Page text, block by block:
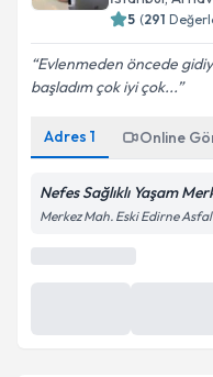
İstanbul,
Evlenmeden öncede
başladım çok iyi çok...
Online
Nefes Sağlıklı Yaşam
Merkez Mah. Eski Edirne
0
Randevu